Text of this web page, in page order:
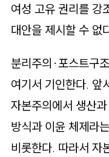
여성 고유 권리를 강
대안을 제시할 수 없
분리주의·포스트구
여기서 기인한다. 앞
자본주의에서 생산
방식과 이윤 체제라
비롯한다. 따라서 자